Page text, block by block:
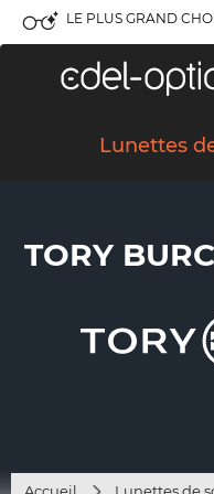
LE PLUS GRAND
Lunettes
TORY